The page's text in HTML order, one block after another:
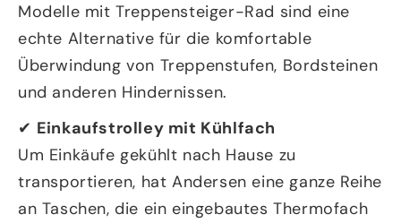
Modelle mit Treppensteiger-Rad sind eine
echte Alternative für die komfortable
Überwindung von Treppenstufen, Bordsteinen
und anderen Hindernissen.
✔ Einkaufstrolley mit Kühlfach
Um Einkäufe gekühlt nach Hause zu
transportieren, hat Andersen eine ganze Reihe
an Taschen, die ein eingebautes Thermofach